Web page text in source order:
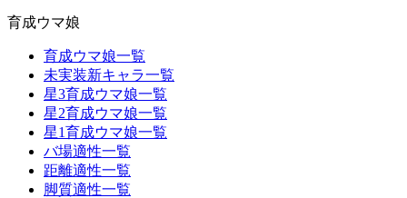
育成ウマ娘
育成ウマ娘一覧
未実装新キャラ一覧
星3育成ウマ娘一覧
星2育成ウマ娘一覧
星1育成ウマ娘一覧
バ場適性一覧
距離適性一覧
脚質適性一覧